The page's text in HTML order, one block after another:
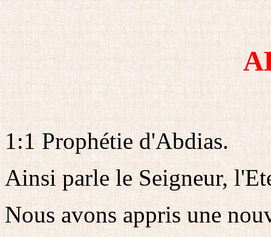
1:1 Prophétie d'Abdias.
Ainsi parle le Seigneur,
Nous avons appris une